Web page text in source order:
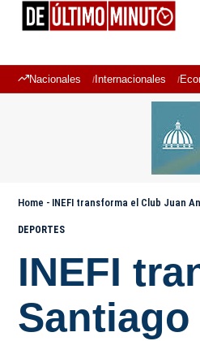
Nacionales Internacionales
Home - INEFI transforma el Club Juan
DEPORTES
INEFI
Santiago